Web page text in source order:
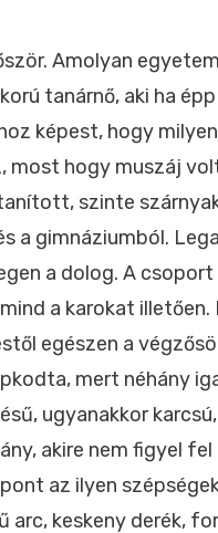
Amolyan
tanárnő, aki ha
képest, hogy
most hogy muszáj
szinte
a gimnáziumból.
a dolog. A
a karokat illetően.
egészen a
mert néhány
ugyanakkor
akire nem figyel fel
az ilyen
arc, keskeny derék,